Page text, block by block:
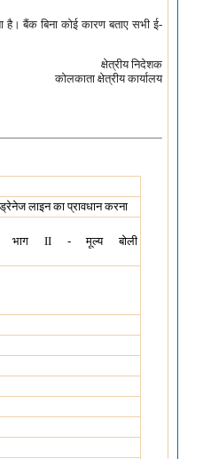
है। बैंक बिना कोई कारण बताए सभी ई-
क्षेत्रीय निदेशक
कोलकाता क्षेत्रीय कार्यालय
लाइन का प्रावधान करना
भाग II - मूल्य बोली